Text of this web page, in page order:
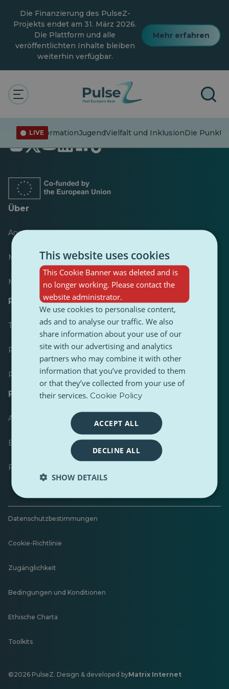
Hauptinhalt
springen
Die Finanzierung des PulseZ-
Projekts endet am 31. März 2026.
Die Plattform und alle
veröffentlichten Inhalte bleiben
weiterhin verfügbar.
Mehr erfahren
LIVE
FehlinformationJugendVielfalt und InklusionDie
Öffnet
in
Registerkarte
Öffnet
in
Registerkarte
Öffnet
in
Registerkarte
in
Registerkarte
in
Registerkarte
in
Über
Anzeiger
Meist veröffentlicht
Meist befolgt
Ressourcen für Journalisten
Toolkits
PulseZ Content Style Guide
PulseZ Beitragsleitfaden für Autoren
FAQs
Anfrage einreichen
Ein Problem melden
Feedback hinterlassen
Datenschutzbestimmungen
Cookie-Richtlinie
Zugänglichkeit
Bedingungen und Konditionen
Ethische Charta
Toolkits
©2026 PulseZ. Design & developed byMatrix Internet
Öffnet
This website uses cookies
This Cookie Banner was deleted and is
no longer working. Please contact the
website administrator.
We use cookies to personalise content,
ads and to analyse our traffic. We also
share information about your use of our
site with our advertising and analytics
partners who may combine it with other
information that you’ve provided to them
or that they’ve collected from your use of
their services. Cookie Policy
ACCEPT ALL
DECLINE ALL
SHOW DETAILS